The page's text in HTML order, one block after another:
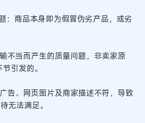
：商品本身即为假冒伪劣产品，或劣
不当而产生的质量问题，非卖家原
引发的。
告、网页图片及商家描述不符，导致
无法满足。